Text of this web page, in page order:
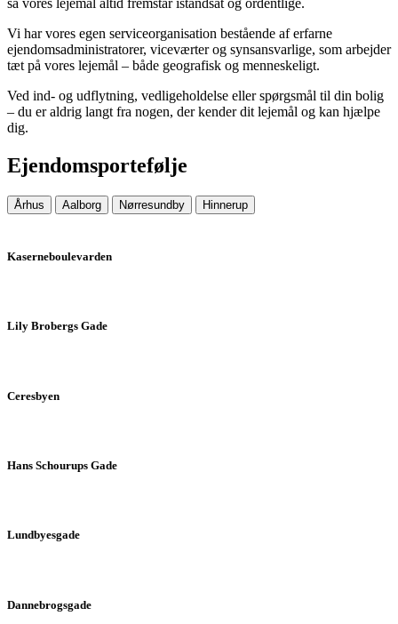
Vi har vores egen serviceorganisation bestående af erfarne
ejendomsadministratorer, viceværter og synsansvarlige, som arbejder
tæt på vores lejemål – både geografisk og menneskeligt.
Ved ind- og udflytning, vedligeholdelse eller spørgsmål til din bolig
– du er aldrig langt fra nogen, der kender dit lejemål og kan hjælpe
dig.
Ejendomsportefølje
Århus Aalborg Nørresundby Hinnerup
Kaserneboulevarden
Lily Brobergs Gade
Ceresbyen
Hans Schourups Gade
Lundbyesgade
Dannebrogsgade